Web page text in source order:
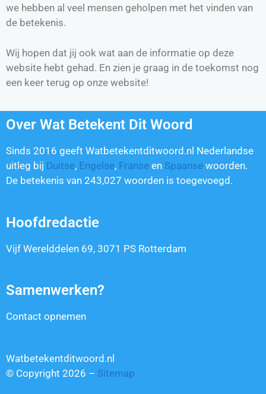
we hebben al veel mensen geholpen met het vinden van
de betekenis.
Wij hopen dat jij ook wat aan de informatie op deze
website hebt gehad. En zien je graag in de toekomst nog
een keer terug op onze website!
Over Wat Betekent Dit Woord
Sinds 2016 geeft Watbetekentditwoord.nl Nederlandse
uitleg bij Duitse, Engelse, Franse en Spaanse woorden.
De betekenis van 243,027 woorden is toegevoegd.
Hoofdredactie
Vijf Werelddelen 69, 3071 PS Rotterdam
Samenwerken?
Contact opnemen
Watbetekentditwoord.nl
© Copyright 2026 – Sitemap